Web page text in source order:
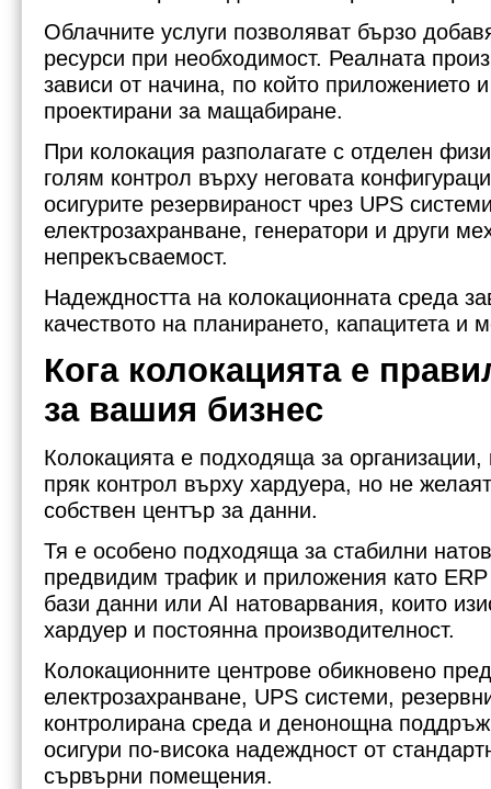
Облачните услуги позволяват бързо
ресурси при необходимост. Реалната
зависи от начина, по който приложението
проектирани за мащабиране.
При колокация разполагате с отделен
голям контрол върху неговата
осигурите резервираност чрез UPS
електрозахранване, генератори и други
непрекъсваемост.
Надеждността на колокационната среда
качеството на планирането, капацитета и
Кога колокацията е
за вашия бизнес
Колокацията е подходяща за организации,
пряк контрол върху хардуера, но не
собствен център за данни.
Тя е особено подходяща за стабилни
предвидим трафик и приложения като
бази данни или AI натоварвания, които
хардуер и постоянна производителност.
Колокационните центрове обикновено
електрозахранване, UPS системи,
контролирана среда и денонощна
осигури по-висока надеждност от
сървърни помещения.